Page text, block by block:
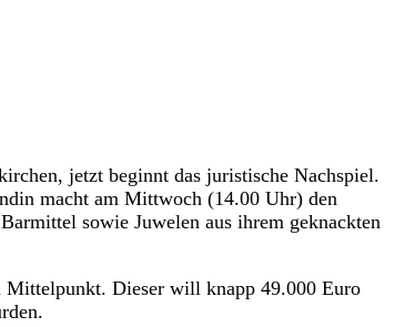
jetzt beginnt das juristische Nachspiel.
macht am Mittwoch (14.00 Uhr) den
sowie Juwelen aus ihrem geknackten
Mittelpunkt. Dieser will knapp 49.000 Euro